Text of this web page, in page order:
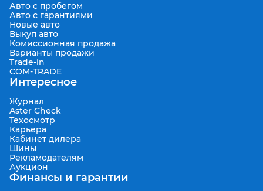
Авто с пробегом
Авто с гарантиями
Новые авто
Выкуп авто
Комиссионная продажа
Варианты продажи
Trade-in
COM-TRADE
Интересное
Журнал
Aster Check
Техосмотр
Карьера
Кабинет дилера
Шины
Рекламодателям
Аукцион
Финансы и гарантии